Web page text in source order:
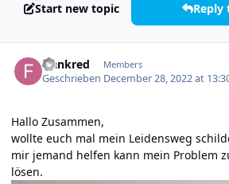
Start new topic
frankred Members
Geschrieben December 28, 2022 at
Hallo Zusammen,
wollte euch mal mein Leidensweg
mir jemand helfen kann mein Problem
lösen.